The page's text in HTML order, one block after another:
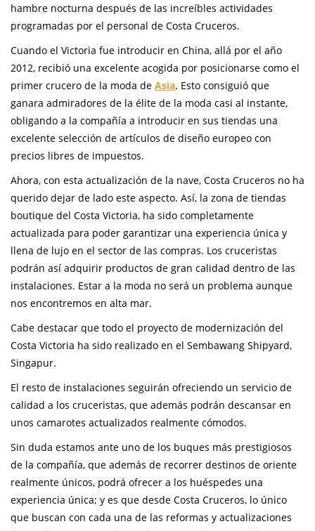
hambre nocturna después de las increíbles actividades
programadas por el personal de Costa Cruceros.
Cuando el Victoria fue introducir en China, allá por el año
2012, recibió una excelente acogida por posicionarse como el
primer crucero de la moda de Asia. Esto consiguió que
ganara admiradores de la élite de la moda casi al instante,
obligando a la compañía a introducir en sus tiendas una
excelente selección de artículos de diseño europeo con
precios libres de impuestos.
Ahora, con esta actualización de la nave, Costa Cruceros no ha
querido dejar de lado este aspecto. Así, la zona de tiendas
boutique del Costa Victoria, ha sido completamente
actualizada para poder garantizar una experiencia única y
llena de lujo en el sector de las compras. Los cruceristas
podrán así adquirir productos de gran calidad dentro de las
instalaciones. Estar a la moda no será un problema aunque
nos encontremos en alta mar.
Cabe destacar que todo el proyecto de modernización del
Costa Victoria ha sido realizado en el Sembawang Shipyard,
Singapur.
El resto de instalaciones seguirán ofreciendo un servicio de
calidad a los cruceristas, que además podrán descansar en
unos camarotes actualizados realmente cómodos.
Sin duda estamos ante uno de los buques más prestigiosos
de la compañía, que además de recorrer destinos de oriente
realmente únicos, podrá ofrecer a los huéspedes una
experiencia única; y es que desde Costa Cruceros, lo único
que buscan con cada una de las reformas y actualizaciones